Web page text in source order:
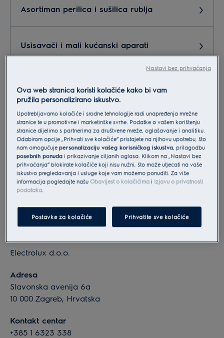
Asortiman perilica i sušilica rublja
Usisavači i mali kućanski aparati
Servis, reklamacije, postprodaja
Suradnja - partneri
Narudžba dodatne opreme i pribora
Electrolux d.o.o.
Adresa
Slavonska avenija 6a
10 000 Zagreb, Hrvatska
Kontakt centar
+385 1 6323 338
Ova web stranica koristi kolačiće kako bi vam
pružila personalizirano iskustvo.
Upotrebljavamo kolačiće i srodne tehnologije radi unapređenja mrežne
stranice te u promotivne i marketinške svrhe. Podatke o vašem korištenju
stranice dijelimo s partnerima za društvene mreže, oglašavanje i analitiku.
Odabirom opcije „Prihvati sve kolačiće” pristajete na njihovu upotrebu, što
nam omogućujepersonalizaciju vašeg korisničkog iskustva, prilagodbu
posebnih ponuda i prikazivanje ciljanih oglasa. Klikom na „Nastavi bez
prihvaćanja” blokirate kolačiće koji nisu nužni, što može utjecati na vaše
iskustvo pregledavanja i usluge koje vam možemo ponuditi. Za više
informacija pogledajte našu Obavijest o kolačićima i Izjavu o privatnosti
podataka.
Postavke za kolačiće Prihvatite sve kolačiće
Nastavi bez prihvaćanja